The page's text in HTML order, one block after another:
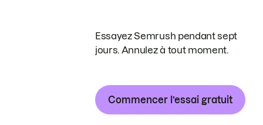
Essayez Semrush pendant sept
jours. Annulez à tout moment.
Commencer l’essai gratuit